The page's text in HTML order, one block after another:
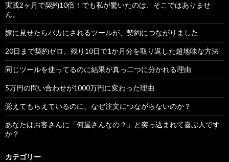
実践2ヶ月で契約10倍！でも私が驚いたのは、そこではありませ
ん。
嫁に見せたらバカにされるツールが、契約につながりました
20日まで契約ゼロ。残り10日で1か月分を取り返した超地味な方法
同じツールを使ってるのに結果が真っ二つに分かれる理由
5万円の問い合わせが1000万円に変わった理由
覚えてもらえているのに、なぜ注文につながらないのか？
あなたはお客さんに「何屋さんなの？」と突っ込まれて喜ぶ人です
か？
カテゴリー